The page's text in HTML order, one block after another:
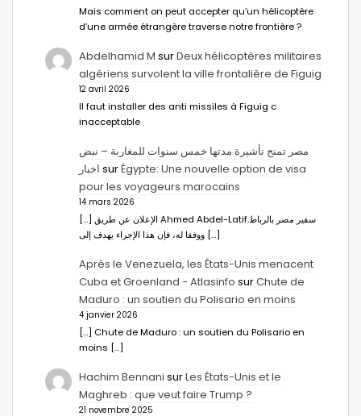
Mais comment on peut accepter qu’un hélicoptère
d’une armée étrangère traverse notre frontière ?
Abdelhamid M surDeux hélicoptères militaires
algériens survolent la ville frontalière de Figuig
12 avril 2026
Il faut installer des anti missiles à Figuig c
inacceptable
مصر تمنح تأشيرة مدتها خمس سنوات للمغاربة – نبض
اخبار surÉgypte: Une nouvelle option de visa
pour les voyageurs marocains
14 mars 2026
[…] الإعلان عن طريق Ahmed Abdel-Latifسفير مصر بالرباط.
ووفقا له، فإن هذا الإجراء يهدف إلى […]
Après le Venezuela, les États-Unis menacent
Cuba et Groenland - Atlasinfo surChute de
Maduro : un soutien du Polisario en moins
4 janvier 2026
[…] Chute de Maduro : un soutien du Polisario en
moins […]
Hachim Bennani surLes États-Unis et le
Maghreb : que veut faire Trump ?
21 novembre 2025